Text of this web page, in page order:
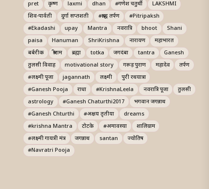
pret
कृष्ण laxmi dhan #गणेश चतुर्थी
LAKSHMI
शिव-पार्वती
दुर्गा सप्तशती #श्राद्ध तर्पण
#Pitripaksh
#Ekadashi
upay Mantra नवरात्रि bhoot
Shani
paisa
Hanuman ShriKrishna नारायण
महाभारत
बर्बरीक
श्रीराम ब्रह्मा totka जगदंबा tantra
Ganesh
तुलसी विवाह
motivational story गरूड़ पुराण महादेव
तर्पण
#लक्ष्मी पूजा
jagannath लक्ष्मी
पुरी रथयात्रा
#Ganesh Pooja
राधा #KrishnaLeela नवरात्रि पूजा
तुलसी
astrology
#Ganesh Chaturthi2017
भगवान जगन्नाथ
#Ganesh Chturthi
#अक्षय तृतीया
dreams
#krishna Mantra
टोटके #अमावस्या
शालिग्राम
#लक्ष्मी गायत्री मंत्र
जगन्नाथ santan
ज्योतिष
#Navratri Pooja